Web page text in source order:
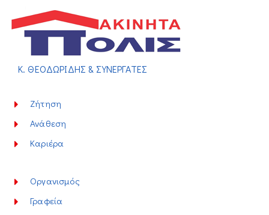
Κ. ΘΕΟΔΩΡΙΔΗΣ & ΣΥΝΕΡΓΑΤΕΣ
Ζήτηση
Ανάθεση
Καριέρα
Οργανισμός
Γραφεία